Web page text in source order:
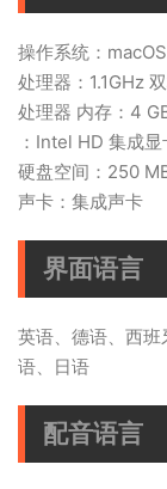
操作系统：
处理器：1.1GHz
处理器 内存：4
：Intel HD 集成显
硬盘空间：250
声卡：集成声卡
界面语言
英语、德语、西
语、日语
配音语言